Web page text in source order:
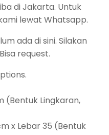
di Jakarta. Untuk
lewat Whatsapp.
ada di sini. Silakan
request.
(Bentuk Lingkaran,
x Lebar 35 (Bentuk